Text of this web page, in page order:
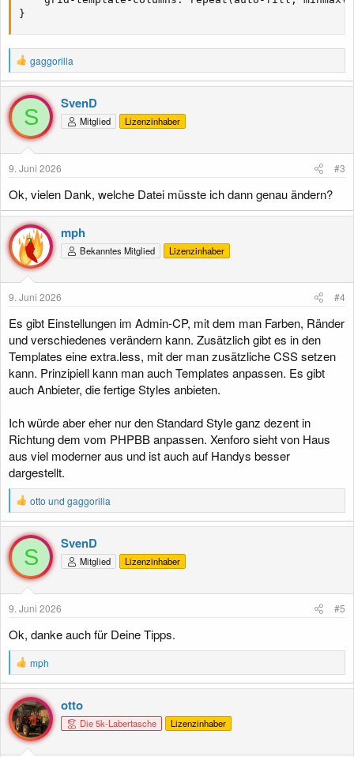
}
R
e
a
k
t
i
o
n
n
gaggorilla
S
SvenD
Mitglied Lizenzinhaber
9. Juni 2026 #3
Ok, vielen Dank, welche Datei müsste ich dann genau ändern?
mph
Bekanntes Mitglied Lizenzinhaber
9. Juni 2026 #4
Es gibt Einstellungen im Admin-CP, mit dem man Farben, Ränder
und verschiedenes verändern kann. Zusätzlich gibt es in den
Templates eine extra.less, mit der man zusätzliche CSS setzen
kann. Prinzipiell kann man auch Templates anpassen. Es gibt
auch Anbieter, die fertige Styles anbieten.
Ich würde aber eher nur den Standard Style ganz dezent in
Richtung dem vom PHPBB anpassen. Xenforo sieht von Haus
aus viel moderner aus und ist auch auf Handys besser
dargestellt.
R
e
a
k
t
i
o
n
n
otto und gaggorilla
S
SvenD
Mitglied Lizenzinhaber
9. Juni 2026 #5
Ok, danke auch für Deine Tipps.
R
e
a
k
t
i
o
n
mph
otto
Die 5k-Labertasche Lizenzinhaber